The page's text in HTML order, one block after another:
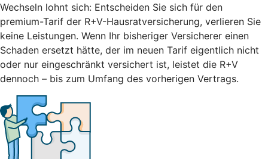
Wechseln lohnt sich: Entscheiden Sie sich für den
premium-Tarif der R+V-Hausratversicherung, verlieren Sie
keine Leistungen. Wenn Ihr bisheriger Versicherer einen
Schaden ersetzt hätte, der im neuen Tarif eigentlich nicht
oder nur eingeschränkt versichert ist, leistet die R+V
dennoch – bis zum Umfang des vorherigen Vertrags.